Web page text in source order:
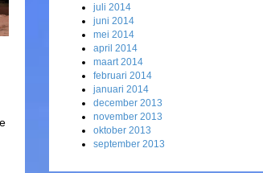
juli 2014
juni 2014
mei 2014
april 2014
maart 2014
februari 2014
januari 2014
december 2013
november 2013
oktober 2013
september 2013